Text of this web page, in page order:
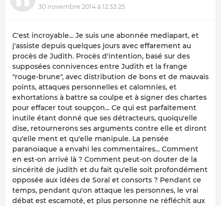
30 novembre 2014 à 12:33:25
C'est incroyable... Je suis une abonnée mediapart, et
j'assiste depuis quelques jours avec effarement au
procès de Judith. Procès d'intention, basé sur des
supposées connivences entre Judith et la frange
"rouge-brune", avec distribution de bons et de mauvais
points, attaques personnelles et calomnies, et
exhortations à battre sa coulpe et à signer des chartes
pour effacer tout soupçon... Ce qui est parfaitement
inutile étant donné que ses détracteurs, quoiqu'elle
dise, retournerons ses arguments contre elle et diront
qu'elle ment et qu'elle manipule. La pensée
paranoïaque a envahi les commentaires... Comment
en est-on arrivé là ? Comment peut-on douter de la
sincérité de judith et du fait qu'elle soit profondément
opposée aux idées de Soral et consorts ? Pendant ce
temps, pendant qu'on attaque les personnes, le vrai
débat est escamoté, et plus personne ne réfléchit aux